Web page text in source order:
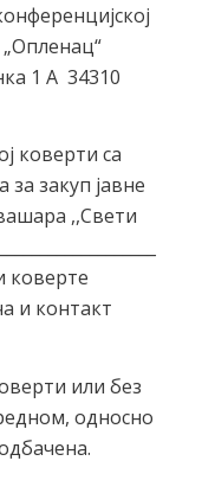
1 А 34310
коверти са
за закуп јавне
,,Свети
коверте
и контакт
или без
односно